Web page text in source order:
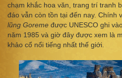
chạm khắc hoa văn, trang trí tranh
đáo vẫn còn tồn tại đến nay. Chính
lũng Goreme được UNESCO ghi
năm 1985 và giờ đây được xem là
khảo cổ nổi tiếng nhất thế giới.